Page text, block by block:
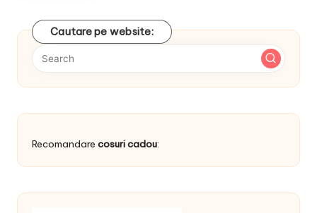
Cautare pe website:
Recomandare cosuri cadou: